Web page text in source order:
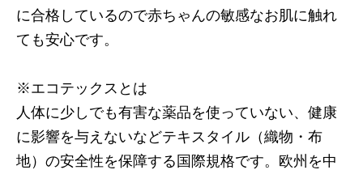
に合格しているので赤ちゃんの敏感なお肌に触れ
ても安心です。
※エコテックスとは
人体に少しでも有害な薬品を使っていない、健康
に影響を与えないなどテキスタイル（織物・布
地）の安全性を保障する国際規格です。欧州を中